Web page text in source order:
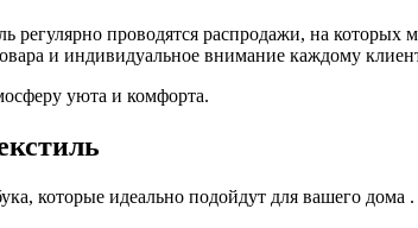
проводятся распродажи, на
и индивидуальное внимание каждому
уюта и комфорта.
которые идеально подойдут для вашего